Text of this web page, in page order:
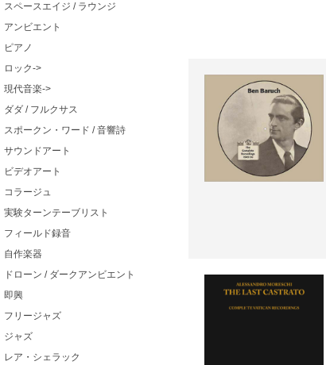
スペースエイジ / ラウンジ
アンビエント
ピアノ
ロック->
現代音楽->
ダダ / フルクサス
スポークン・ワード / 音響詩
サウンドアート
ビデオアート
コラージュ
実験ターンテーブリスト
フィールド録音
自作楽器
ドローン / ダークアンビエント
即興
フリージャズ
ジャズ
レア・シェラック